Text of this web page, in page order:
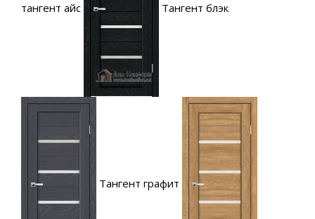
тангент айс Тангент блэк
Тангент графит